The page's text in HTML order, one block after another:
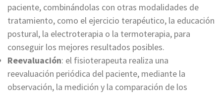
paciente, combinándolas con otras modalidades de
tratamiento, como el ejercicio terapéutico, la educación
postural, la electroterapia o la termoterapia, para
conseguir los mejores resultados posibles.
Reevaluación: el fisioterapeuta realiza una
reevaluación periódica del paciente, mediante la
observación, la medición y la comparación de los